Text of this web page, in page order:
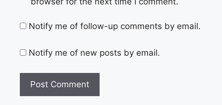
Notify me of follow-up comments by email.
Notify me of new posts by email.